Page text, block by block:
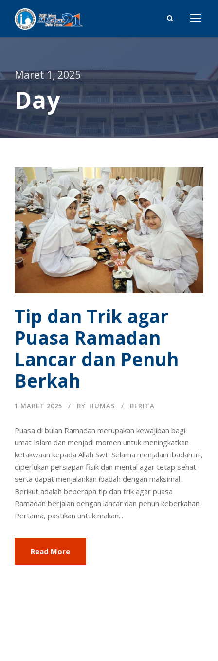
Maret 1, 2025
Day
Tip dan Trik agar
Puasa Ramadan
Lancar dan Penuh
Berkah
1 MARET 2025 BY HUMAS BERITA
Puasa di bulan Ramadan merupakan kewajiban bagi
umat Islam dan menjadi momen untuk meningkatkan
ketakwaan kepada Allah Swt. Selama menjalani ibadah ini,
diperlukan persiapan fisik dan mental agar tetap sehat
serta dapat menjalankan ibadah dengan maksimal.
Berikut adalah beberapa tip dan trik agar puasa
Ramadan berjalan dengan lancar dan penuh keberkahan.
Pertama, pastikan untuk makan...
Read More